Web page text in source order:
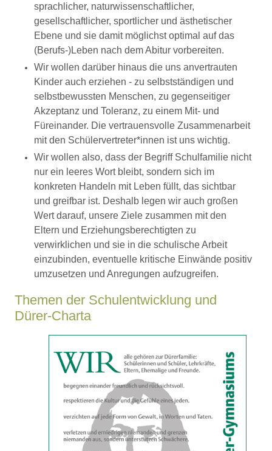
sprachlicher, naturwissenschaftlicher,
gesellschaftlicher, sportlicher und ästhetischer
Ebene und sie damit möglichst optimal auf das
(Berufs-)Leben nach dem Abitur vorbereiten.
Wir wollen darüber hinaus die uns anvertrauten
Kinder auch erziehen - zu selbstständigen und
selbstbewussten Menschen, zu gegenseitiger
Akzeptanz und Toleranz, zu einem Mit- und
Füreinander. Die vertrauensvolle Zusammenarbeit
mit den Schülervertreter*innen ist uns wichtig.
Wir wollen also, dass der Begriff Schulfamilie nicht
nur ein leeres Wort bleibt, sondern sich im
konkreten Handeln mit Leben füllt, das sichtbar
und greifbar ist. Deshalb legen wir auch großen
Wert darauf, unsere Ziele zusammen mit den
Eltern und Erziehungsberechtigten zu
verwirklichen und sie in die schulische Arbeit
einzubinden, eventuelle kritische Einwände positiv
umzusetzen und Anregungen aufzugreifen.
Themen der Schulentwicklung und
Dürer-Charta